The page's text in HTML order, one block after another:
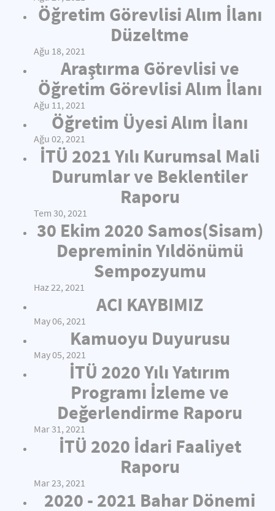
Öğretim Görevlisi Alım İlanı
Düzeltme
Ağu 18, 2021
Araştırma Görevlisi ve
Öğretim Görevlisi Alım İlanı
Ağu 11, 2021
Öğretim Üyesi Alım İlanı
Ağu 02, 2021
İTÜ 2021 Yılı Kurumsal Mali
Durumlar ve Beklentiler
Raporu
Tem 30, 2021
30 Ekim 2020 Samos(Sisam)
Depreminin Yıldönümü
Sempozyumu
Haz 22, 2021
ACI KAYBIMIZ
May 06, 2021
Kamuoyu Duyurusu
May 05, 2021
İTÜ 2020 Yılı Yatırım
Programı İzleme ve
Değerlendirme Raporu
Mar 31, 2021
İTÜ 2020 İdari Faaliyet
Raporu
Mar 23, 2021
2020 - 2021 Bahar Dönemi